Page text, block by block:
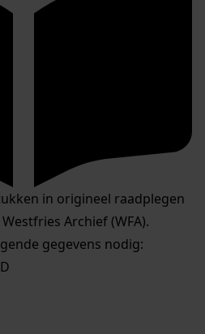
in origineel raadplegen
Archief (WFA).
gegevens nodig: